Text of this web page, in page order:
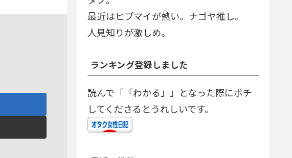
最近はヒプマイが熱い。ナゴヤ推し。
人見知りが激しめ。
ランキング登録しました
読んで「「わかる」」となった際にポチ
してくださるとうれしいです。